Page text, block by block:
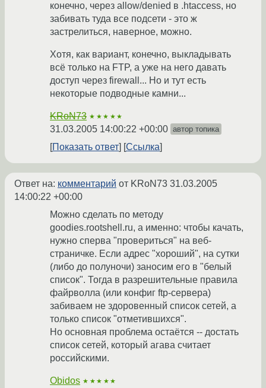
конечно, через allow/denied в .htaccess, но
забивать туда все подсети - это ж
застрелиться, наверное, можно.
Хотя, как вариант, конечно, выкладывать
всё только на FTP, а уже на него давать
доступ через firewall... Но и тут есть
некоторые подводные камни...
KRoN73 ★★★★★
31.03.2005 14:00:22 +00:00 автор топика
Показать ответ Ссылка
Ответ на: комментарий от KRoN73 31.03.2005
14:00:22 +00:00
Можно сделать по методу
goodies.rootshell.ru, а именно: чтобы качать,
нужно сперва "провериться" на веб-
страничке. Если адрес "хороший", на сутки
(либо до полуночи) заносим его в "белый
список". Тогда в разрешительные правила
файрволла (или конфиг ftp-сервера)
забиваем не здоровенный список сетей, а
только список "отметившихся".
Но основная проблема остаётся -- достать
список сетей, который агава считает
российскими.
Obidos ★★★★★